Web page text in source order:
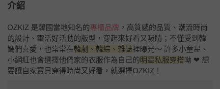
介紹
OZKIZ 是韓國當地知名的專櫃品牌 ，高質感的品質、潮流時尚
的設計、靈活好活動的版型，穿起來好看又吸睛；不僅受到韓
媽們喜愛，也常常在韓劇、韓綜、雜誌裡曝光～ 許多小童星、
小網紅也會選擇他們家的衣服作為自己的明星私服穿搭呦 ❤ 想
要讓自家寶貝穿得時尚又好看，就選擇OZKIZ！